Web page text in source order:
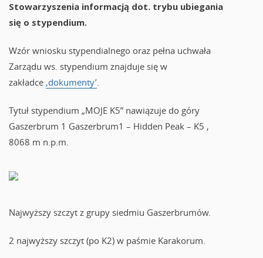
Stowarzyszenia informacją dot. trybu ubiegania
się o stypendium.
Wzór wniosku stypendialnego oraz pełna uchwała
Zarządu ws. stypendium znajduje się w
zakładce ‚dokumenty’.
Tytuł stypendium „MOJE K5” nawiązuje do góry
Gaszerbrum 1 Gaszerbrum1 – Hidden Peak – K5 ,
8068 m n.p.m.
Najwyższy szczyt z grupy siedmiu Gaszerbrumów.
2 najwyższy szczyt (po K2) w paśmie Karakorum.